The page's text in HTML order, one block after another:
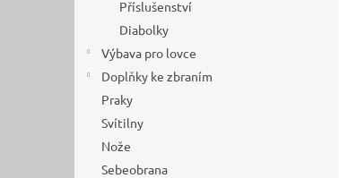
Příslušenství
Diabolky
Výbava pro lovce
Doplňky ke zbraním
Praky
Svítilny
Nože
Sebeobrana